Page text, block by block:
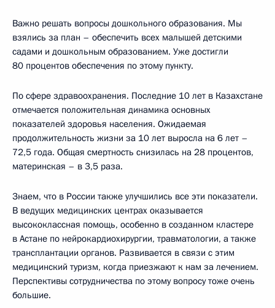
Важно решать вопросы дошкольного образования. Мы
взялись за план – обеспечить всех малышей детскими
садами и дошкольным образованием. Уже достигли
80 процентов обеспечения по этому пункту.
По сфере здравоохранения. Последние 10 лет в Казахстане
отмечается положительная динамика основных
показателей здоровья населения. Ожидаемая
продолжительность жизни за 10 лет выросла на 6 лет –
72,5 года. Общая смертность снизилась на 28 процентов,
материнская – в 3,5 раза.
Знаем, что в России также улучшились все эти показатели.
В ведущих медицинских центрах оказывается
высококлассная помощь, особенно в созданном кластере
в Астане по нейрокардиохирургии, травматологии, а также
трансплантации органов. Развивается в связи с этим
медицинский туризм, когда приезжают к нам за лечением.
Перспективы сотрудничества по этому вопросу тоже очень
большие.